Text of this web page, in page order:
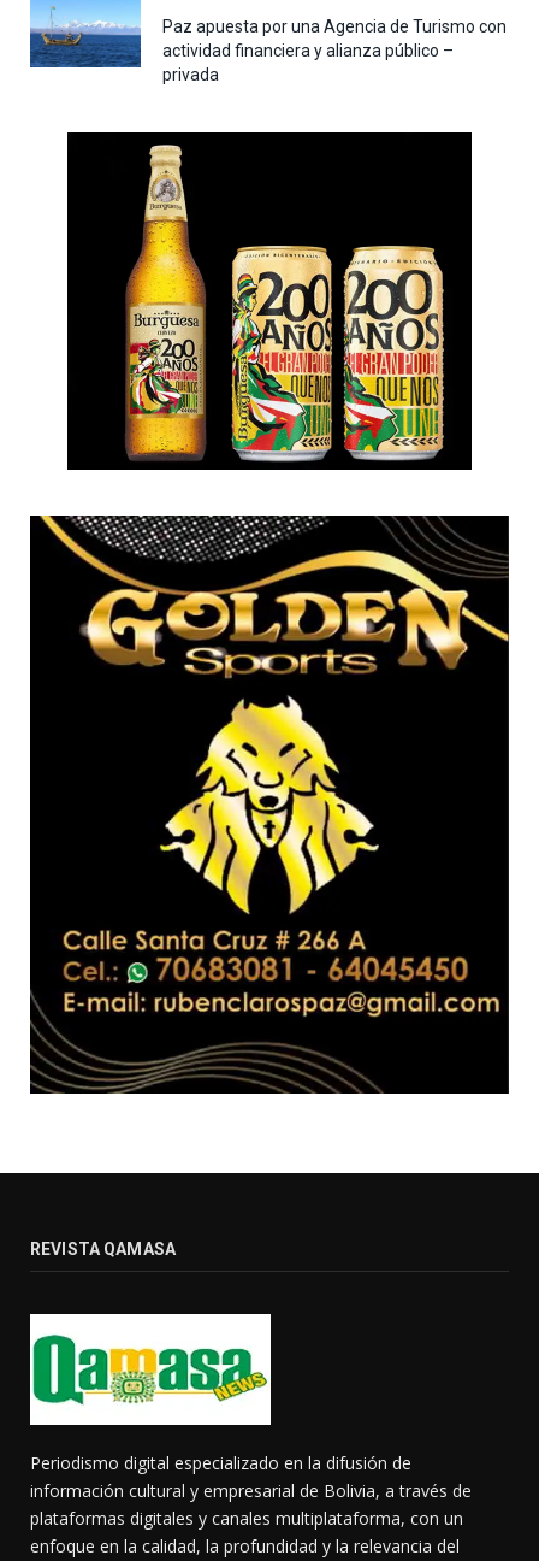
Paz apuesta por una Agencia de Turismo con
actividad financiera y alianza público –
privada
REVISTA QAMASA
Periodismo digital especializado en la difusión de
información cultural y empresarial de Bolivia, a través de
plataformas digitales y canales multiplataforma, con un
enfoque en la calidad, la profundidad y la relevancia del